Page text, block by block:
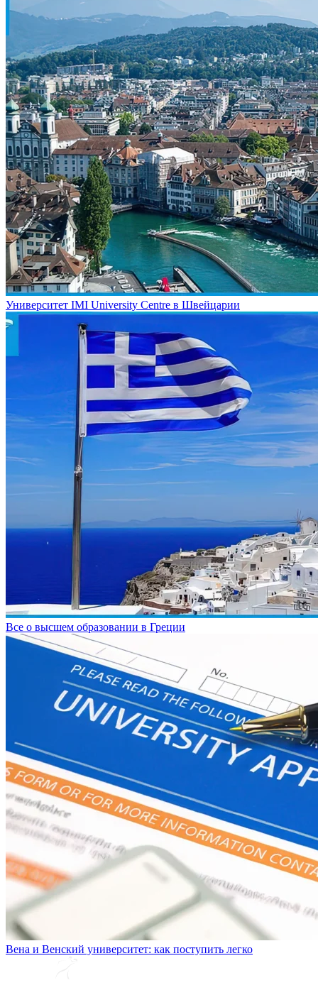
Университет IMI University Centre в Швейцарии
Все о высшем образовании в Греции
Вена и Венский университет: как поступить легко